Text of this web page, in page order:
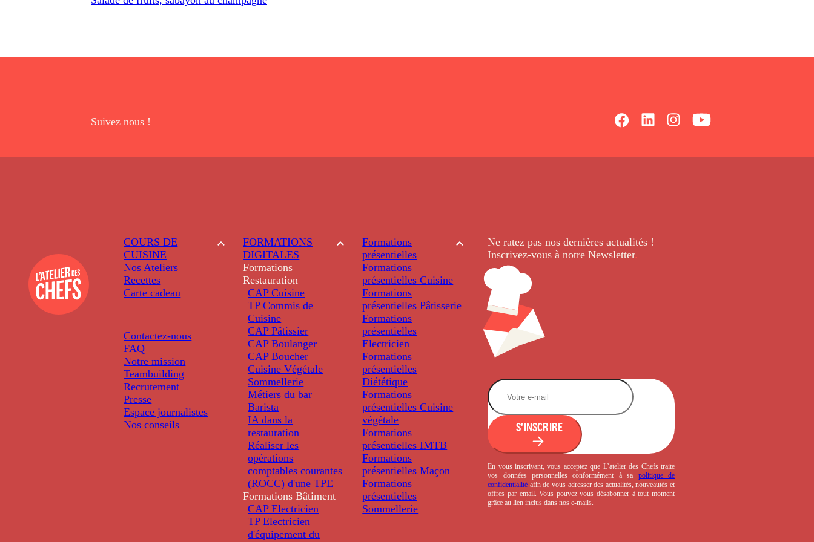
Suivez nous !
COURS DE
CUISINE
Nos Ateliers
Recettes
Carte cadeau
Contactez-nous
FAQ
Notre mission
Teambuilding
Recrutement
Presse
Espace journalistes
Nos conseils
FORMATIONS
DIGITALES
Formations
Restauration
CAP Cuisine
TP Commis de
Cuisine
CAP Pâtissier
CAP Boulanger
CAP Boucher
Cuisine Végétale
Sommellerie
Métiers du bar
Barista
IA dans la
restauration
Réaliser les
opérations
comptables courantes
(ROCC) d'une TPE
Formations Bâtiment
CAP Electricien
TP Electricien
d'équipement du
Formations
présentielles
Formations
présentielles Cuisine
Formations
présentielles Pâtisserie
Formations
présentielles
Electricien
Formations
présentielles
Diététique
Formations
présentielles Cuisine
végétale
Formations
présentielles IMTB
Formations
présentielles Maçon
Formations
présentielles
Sommellerie
Ne ratez pas nos dernièresactualités !
Inscrivez-vous à notre Newsletter.
S'INSCRIRE
En vous inscrivant, vous acceptez que L’atelier des Chefs traite
vos données personnelles conformément à sa politique de
confidentialité afin de vous adresser des actualités, nouveautés et
offres par email. Vous pouvez vous désabonner à tout moment
grâce au lien inclus dans nos e-mails.